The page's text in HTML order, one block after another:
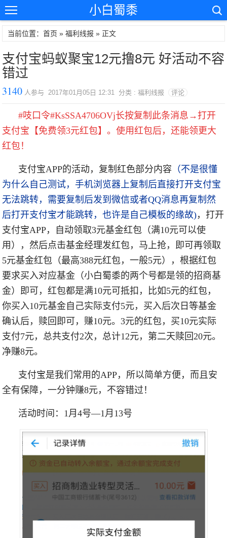
小白蜀黍
当前位置：首页 »福利线报 » 正文
支付宝蚂蚁聚宝12元撸8元 好活动不容
错过
3140 人参与 2017年01月05日 12:31 分类 : 福利线报 评论
#吱口令#KsSSA4706OVj长按复制此条消息→打开
支付宝【免费领3元红包】。使用红包后，还能领更大
红包！
支付宝APP的活动，复制红色部分内容 （不是很懂
为什么自己测试，手机浏览器上复制后直接打开支付宝
无法跳转，需要复制后发到微信或者QQ消息再复制然
后打开支付宝才能跳转，也许是自己模板的缘故)，打开
支付宝APP，自动领取3元基金红包（满10元可以使
用），然后点击基金经理发红包，马上抢，即可再领取
5元基金红包（最高388元红包，一般5元），根据红包
要求买入对应基金（小白蜀黍的两个号都是领的招商基
金）即可，红包都是满10元可抵扣，比如5元的红包，
你买入10元基金自己实际支付5元，买入后次日等基金
确认后，赎回即可，赚10元。3元的红包，买10元实际
支付7元，总共支付2次，总计12元，第二天赎回20元。
净赚8元。
支付宝是我们常用的APP，所以简单方便，而且安
全有保障，一分钟赚8元，不容错过！
活动时间：1月4号—1月13号